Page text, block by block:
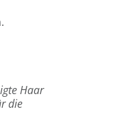
Haar
die